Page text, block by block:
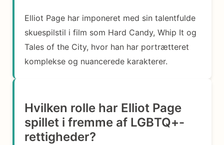
Elliot Page har imponeret med sin talentfulde
skuespilstil i film som Hard Candy, Whip It og
Tales of the City, hvor han har portrætteret
komplekse og nuancerede karakterer.
Hvilken rolle har Elliot Page
spillet i fremme af LGBTQ+-
rettigheder?